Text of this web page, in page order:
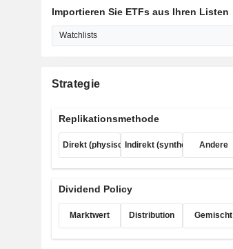
Importieren Sie ETFs aus Ihren Listen
Watchlists
Strategie
Replikationsmethode
Direkt (physisch)Indirekt (synthetisch)Andere
Dividend Policy
Marktwert Distribution Gemischt